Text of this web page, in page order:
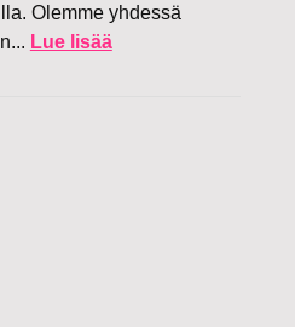
Olemme yhdessä
Lue lisää